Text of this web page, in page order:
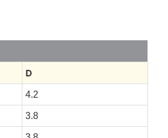
D
4.2
3.8